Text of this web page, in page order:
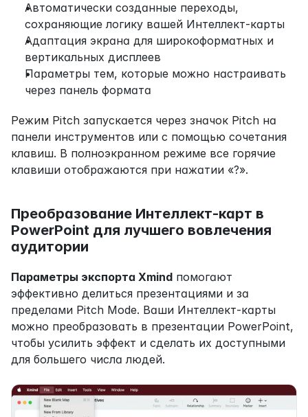
Автоматически созданные переходы,
сохраняющие логику вашей Интеллект-карты
Адаптация экрана для широкоформатных и
вертикальных дисплеев
Параметры тем, которые можно настраивать
через панель формата
Режим Pitch запускается через значок Pitch на
панели инструментов или с помощью сочетания
клавиш. В полноэкранном режиме все горячие
клавиши отображаются при нажатии «?».
Преобразование Интеллект-карт в
PowerPoint для лучшего вовлечения
аудитории
Параметры экспорта Xmind помогают
эффективно делиться презентациями и за
пределами Pitch Mode. Ваши Интеллект-карты
можно преобразовать в презентации PowerPoint,
чтобы усилить эффект и сделать их доступными
для большего числа людей.